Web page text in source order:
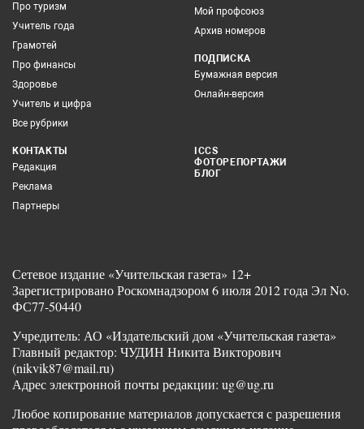
Про туризм
Учитель года
Грамотей
Про финансы
Здоровье
Учитель и цифра
Все рубрики
Мой профсоюз
Архив номеров
ПОДПИСКА
Бумажная версия
Онлайн-версия
КОНТАКТЫ
Редакция
Реклама
Партнеры
ICCS
ФОТОРЕПОРТАЖИ
БЛОГ
Сетевое издание «Учительская газета» 12+
Зарегистрировано Роскомнадзором 6 июля 2012 года Эл No.
ФС77-50440
Учредитель: АО «Издательский дом «Учительская газета»
Главный редактор: ЧУДИН Никита Викторович
(nikvik87@mail.ru)
Адрес электронной почты редакции: ug@ug.ru
Любое копирование материалов допускается с разрешения